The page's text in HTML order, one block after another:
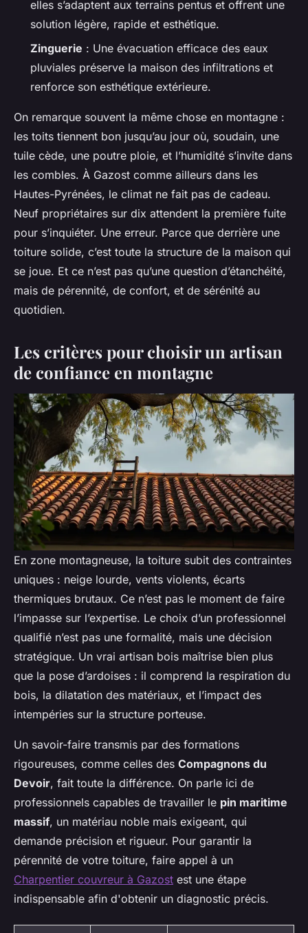
elles s’adaptent aux terrains pentus et offrent une
solution légère, rapide et esthétique.
Zinguerie : Une évacuation efficace des eaux
pluviales préserve la maison des infiltrations et
renforce son esthétique extérieure.
On remarque souvent la même chose en montagne :
les toits tiennent bon jusqu’au jour où, soudain, une
tuile cède, une poutre ploie, et l’humidité s’invite dans
les combles. À Gazost comme ailleurs dans les
Hautes-Pyrénées, le climat ne fait pas de cadeau.
Neuf propriétaires sur dix attendent la première fuite
pour s’inquiéter. Une erreur. Parce que derrière une
toiture solide, c’est toute la structure de la maison qui
se joue. Et ce n’est pas qu’une question d’étanchéité,
mais de pérennité, de confort, et de sérénité au
quotidien.
Les critères pour choisir un artisan
de confiance en montagne
En zone montagneuse, la toiture subit des contraintes
uniques : neige lourde, vents violents, écarts
thermiques brutaux. Ce n’est pas le moment de faire
l’impasse sur l’expertise. Le choix d’un professionnel
qualifié n’est pas une formalité, mais une décision
stratégique. Un vrai artisan bois maîtrise bien plus
que la pose d’ardoises : il comprend la respiration du
bois, la dilatation des matériaux, et l’impact des
intempéries sur la structure porteuse.
Un savoir-faire transmis par des formations
rigoureuses, comme celles des Compagnons du
Devoir, fait toute la différence. On parle ici de
professionnels capables de travailler le pin maritime
massif, un matériau noble mais exigeant, qui
demande précision et rigueur. Pour garantir la
pérennité de votre toiture, faire appel à un
Charpentier couvreur à Gazost est une étape
indispensable afin d'obtenir un diagnostic précis.